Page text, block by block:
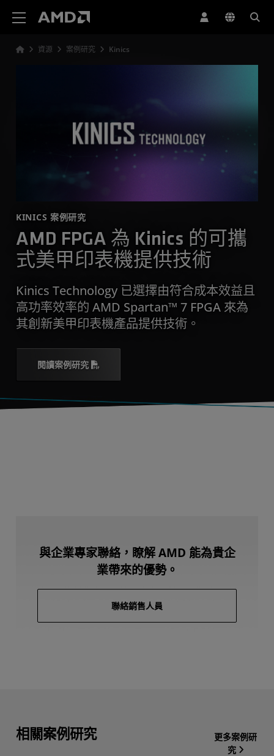
資源 案例研究 Kinics
KINICS 案例研究
AMD FPGA 為 Kinics 的可攜
式美甲印表機提供技術
Kinics Technology 已選擇由符合成本效益且
高功率效率的 AMD Spartan™ 7 FPGA 來為
其創新美甲印表機產品提供技術。
閱讀案例研究
與企業專家聯絡，瞭解 AMD 能為貴企
業帶來的優勢。
聯絡銷售人員
相關案例研究
更多案例研
究